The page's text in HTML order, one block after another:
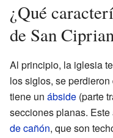
¿Qué
de San
Al principio, la iglesia
los siglos, se
tiene un ábside (parte
secciones planas.
de cañón, que son